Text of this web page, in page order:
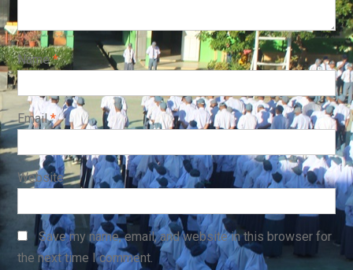
Name*
Email*
Website
Save my name, email, and website in this browser for
the next time I comment.